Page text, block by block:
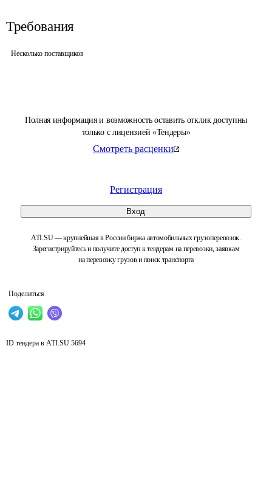
Полная информация и возможность оставить отклик доступны
только с лицензией «Тендеры»
Смотреть расценки
Регистрация
Вход
ATI.SU — крупнейшая в России биржа автомобильных грузоперевозок.
Зарегистрируйтесь и получите доступ к тендерам на перевозки, заявкам
на перевозку грузов и поиск транспорта
Поделиться
Требования
Несколько поставщиков
ID тендера в ATI.SU 5694